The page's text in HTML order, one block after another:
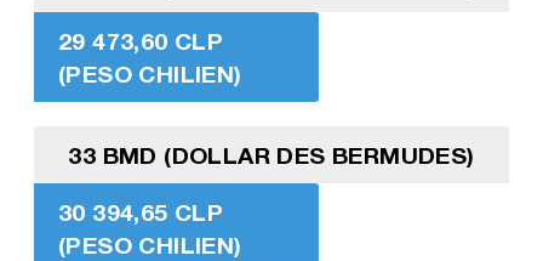
29 473,60 CLP
(PESO CHILIEN)
33 BMD (DOLLAR DES BERMUDES)
30 394,65 CLP
(PESO CHILIEN)